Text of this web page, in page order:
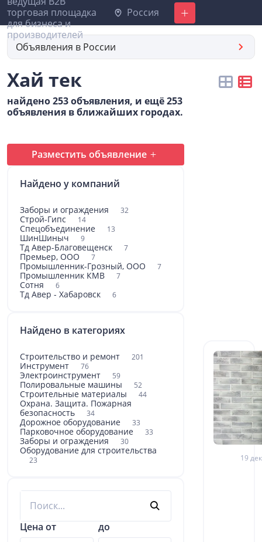
Россия Добавить
Объявления в России
Хай тек
найдено 253 объявления, и ещё 253
объявления в ближайших городах.
Разместить объявление
Найдено у компаний
Заборы и ограждения 32
Строй-Гипс 14
Спецобъединение 13
ШинШиныч 9
Тд Авер-Благовещенск 7
Премьер, ООО 7
Промышленник-Грозный, ООО 7
Промышленник КМВ 7
Сотня 6
Тд Авер - Хабаровск 6
Найдено в категориях
Строительство и ремонт 201
Инструмент 76
Электроинструмент 59
Полировальные машины 52
Строительные материалы 44
Охрана. Защита. Пожарная
безопасность
34
Дорожное оборудование 33
Парковочное оборудование 33
Заборы и ограждения 30
Оборудование для строительства
23
Цена от до
19